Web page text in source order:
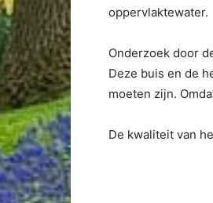
oppervlaktewater.
Onderzoek door
Deze buis en de
moeten zijn.
De kwaliteit van